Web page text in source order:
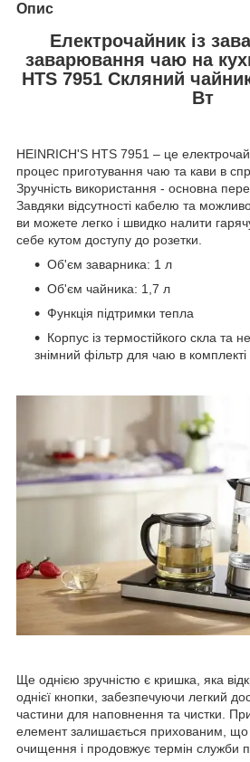
Опис
Електрочайник із
заварювання чаю на
HTS 7951 Скляний
Вт
HEINRICH'S HTS 7951 – це
процес приготування чаю та кави в
Зручність використання - основна
Завдяки відсутності кабелю та
ви можете легко і швидко налити
себе кутом доступу до розетки.
Об'єм заварника: 1 л
Об'єм чайника: 1,7 л
Функція підтримки тепла
Корпус із термостійкого скла та
знімний фільтр для чаю в комплекті
Ще однією зручністю є кришка, яка
однієї кнопки, забезпечуючи легкий
частини для наповнення та чистки.
елемент залишається прихованим,
очищення і продовжує термін служби